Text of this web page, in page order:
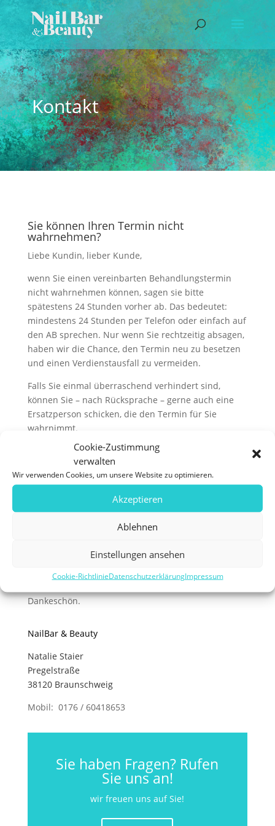
Cookie-Zustimmung
verwalten
Wir verwenden Cookies, um unsere Website zu optimieren.
Akzeptieren
Ablehnen
Einstellungen ansehen
Cookie-RichtlinieDatenschutzerklärungImpressum
Kontakt
Sie können Ihren Termin nicht
wahrnehmen?
Liebe Kundin, lieber Kunde,
wenn Sie einen vereinbarten Behandlungstermin
nicht wahrnehmen können, sagen sie bitte
spätestens 24 Stunden vorher ab. Das bedeutet:
mindestens 24 Stunden per Telefon oder einfach auf
den AB sprechen. Nur wenn Sie rechtzeitig absagen,
haben wir die Chance, den Termin neu zu besetzen
und einen Verdienstausfall zu vermeiden.
Falls Sie einmal überraschend verhindert sind,
können Sie – nach Rücksprache – gerne auch eine
Ersatzperson schicken, die den Termin für Sie
wahrnimmt.
Ansonsten gilt das Folgende als vereinbart: nicht
abgesagte Termine berechnen wir mit einer
Ausfallgebühr in Höhe der gebuchten
Dienstleistung. Dies geschieht gemäß § 615 des BGB,
der „die Vergütung bei Annahmeverzug und bei
Betriebsrisiko“ regelt und diesen
Termingeschäft bestätigt.
Bitte denken Sie also immer daran, Ihr Termin
Dankeschön.
NailBar & Beauty
Natalie Staier
Pregelstraße
38120 Braunschweig
Mobil: 0176 / 60418653
Sie haben Fragen? Rufen
Sie uns an!
wir freuen uns auf Sie!